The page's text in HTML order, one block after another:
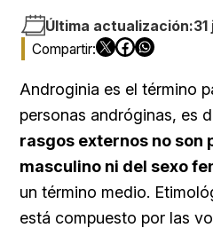
Última actualización:
Androginia es el término
personas andróginas, es
rasgos externos no son
masculino ni del sexo
un término medio.
está compuesto por las